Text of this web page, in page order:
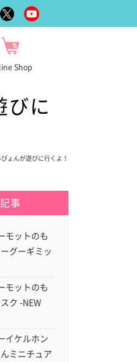
Shop
びに
ょんが遊びに行くよ！
事
ットのも
グーギミッ
ットのも
ク -NEW
イケルホン
ミニチュア